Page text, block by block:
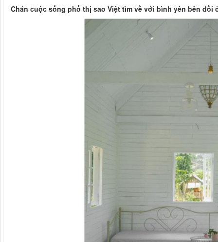
Chán cuộc sống phố thị sao Việt tìm về với bình yên bên đồi